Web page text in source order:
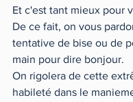
Et c'est tant mieux pour
De ce fait, on vous
tentative de bise ou de
main pour dire bonjour.
On rigolera de cette
habileté dans le